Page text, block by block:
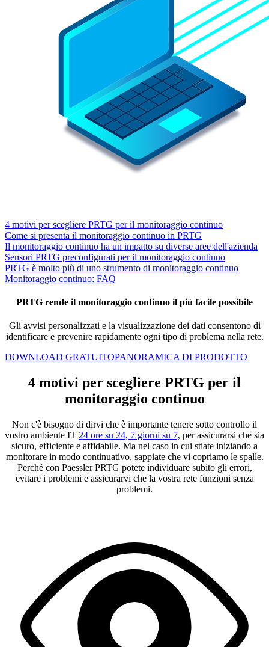
4 motivi per scegliere PRTG per il monitoraggio continuo
Come si presenta il monitoraggio continuo in PRTG
Il monitoraggio continuo ha un impatto su diverse aree dell'azienda
Sensori PRTG preconfigurati per il monitoraggio continuo
PRTG è molto più di uno strumento di monitoraggio continuo
Monitoraggio continuo: FAQ
PRTG rende il monitoraggio continuo il più facile possibile
Gli avvisi personalizzati e la visualizzazione dei dati consentono di
identificare e prevenire rapidamente ogni tipo di problema nella rete.
DOWNLOAD GRATUITOPANORAMICA DI PRODOTTO
4 motivi per scegliere PRTG per il
monitoraggio continuo
Non c'è bisogno di dirvi che è importante tenere sotto controllo il
vostro ambiente IT 24 ore su 24, 7 giorni su 7, per assicurarsi che sia
sicuro, efficiente e affidabile. Ma nel caso in cui stiate iniziando a
monitorare in modo continuativo, sappiate che vi copriamo le spalle.
Perché con Paessler PRTG potete individuare subito gli errori,
evitare i problemi e assicurarvi che la vostra rete funzioni senza
problemi.